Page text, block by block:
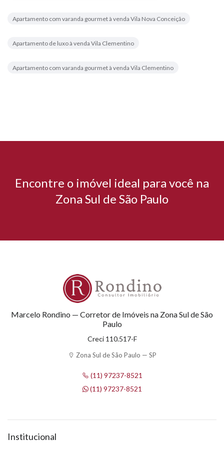
Apartamento com varanda gourmet à venda Vila Nova Conceição
Apartamento de luxo à venda Vila Clementino
Apartamento com varanda gourmet à venda Vila Clementino
Encontre o imóvel ideal para você na
Zona Sul de São Paulo
Marcelo Rondino — Corretor de Imóveis na Zona Sul de São
Paulo
Creci 110.517-F
Zona Sul de São Paulo — SP
(11) 97237-8521
(11) 97237-8521
Institucional